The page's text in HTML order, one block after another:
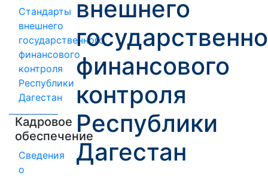
Стандарты
внешнего
государственного
финансового
контроля
Республики
Дагестан
Кадровое
обеспечение
Сведения
о
внешнего
финансового
контроля
Республики
Дагестан